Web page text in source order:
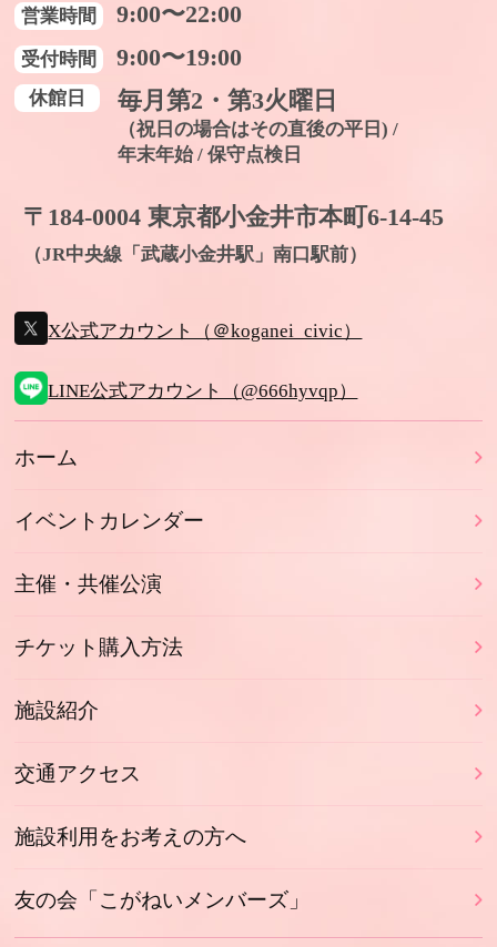
営業時間 9:00〜22:00
受付時間 9:00〜19:00
休館日 毎月第2・第3火曜日
（祝日の場合はその直後の平日) /
年末年始 / 保守点検日
〒184-0004 東京都小金井市本町6-14-45
（JR中央線「武蔵小金井駅」南口駅前）
X公式アカウント（＠koganei_civic）
LINE公式アカウント（@666hyvqp）
ホーム
イベントカレンダー
主催・共催公演
チケット購入方法
施設紹介
交通アクセス
施設利用をお考えの方へ
友の会「こがねいメンバーズ」